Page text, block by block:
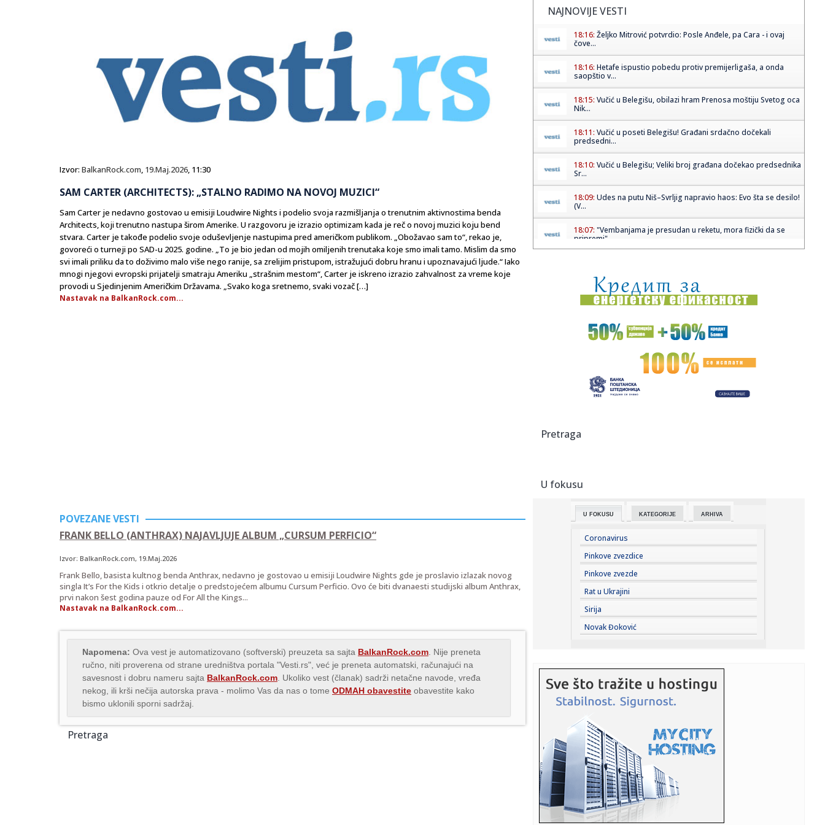
Izvor: BalkanRock.com, 19.Maj.2026, 11:30
SAM CARTER (ARCHITECTS): „STALNO RADIMO NA NOVOJ MUZICI“
Sam Carter je nedavno gostovao u emisiji Loudwire Nights i podelio svoja razmišljanja o trenutnim aktivnostima benda
Architects, koji trenutno nastupa širom Amerike. U razgovoru je izrazio optimizam kada je reč o novoj muzici koju bend
stvara. Carter je takođe podelio svoje oduševljenje nastupima pred američkom publikom. „Obožavao sam to“, rekao je,
govoreći o turneji po SAD-u 2025. godine. „To je bio jedan od mojih omiljenih trenutaka koje smo imali tamo. Mislim da smo
svi imali priliku da to doživimo malo više nego ranije, sa zrelijim pristupom, istražujući dobru hranu i upoznavajući ljude.“ Iako
mnogi njegovi evropski prijatelji smatraju Ameriku „strašnim mestom“, Carter je iskreno izrazio zahvalnost za vreme koje
provodi u Sjedinjenim Američkim Državama. „Svako koga sretnemo, svaki vozač […]
Nastavak na BalkanRock.com...
POVEZANE VESTI
FRANK BELLO (ANTHRAX) NAJAVLJUJE ALBUM „CURSUM PERFICIO“
Izvor: BalkanRock.com, 19.Maj.2026
Frank Bello, basista kultnog benda Anthrax, nedavno je gostovao u emisiji Loudwire Nights gde je proslavio izlazak novog
singla It’s For the Kids i otkrio detalje o predstojećem albumu Cursum Perficio. Ovo će biti dvanaesti studijski album Anthrax,
prvi nakon šest godina pauze od For All the Kings...
Nastavak na BalkanRock.com...
Napomena: Ova vest je automatizovano (softverski) preuzeta sa sajta BalkanRock.com . Nije preneta
ručno, niti proverena od strane uredništva portala "Vesti.rs", već je preneta automatski, računajući na
savesnost i dobru nameru sajta BalkanRock.com . Ukoliko vest (članak) sadrži netačne navode, vređa
nekog, ili krši nečija autorska prava - molimo Vas da nas o tome ODMAH obavestite obavestite kako
bismo uklonili sporni sadržaj.
Pretraga
NAJNOVIJE VESTI
18:16: Željko Mitrović potvrdio: Posle Anđele, pa Cara - i ovaj
čove...
18:16: Hetafe ispustio pobedu protiv premijerligaša, a onda
saopštio v...
18:15: Vučić u Belegišu, obilazi hram Prenosa moštiju Svetog oca
Nik...
18:11: Vučić u poseti Belegišu! Građani srdačno dočekali
predsedni...
18:10: Vučić u Belegišu; Veliki broj građana dočekao predsednika
Sr...
18:09: Udes na putu Niš–Svrljig napravio haos: Evo šta se desilo!
(V...
18:07: "Vembanjama je presudan u reketu, mora fizički da se
pripremi"
18:01:Ako redovno trenirate, evo zašto bi sauna mogla da
postane deo v...
18:01:I Kokanović u nemilosti blokadera; Planiran za ministra
poljopri...
Zvijer uhvaćena na Bilećkom jezeru! Dugačak 2 metra,
17:59:Evakuisano 20.000 ljudi zbog šumskog požara
17:45:
17:45:
Turistima zasmetala kravlja zvona, gradonačelnik
17:43:Prva poseta Zelenskog Beogradu: Najava jačanja
saradnje Srbije i...
17:42:U Crnoj Gori zaplijenjeno 38 kilograma marihuana
17:42:Kolektivno vjenčanje u Bijeljini
17:41: Tramp: SAD ulažu 400 miliona dolara u rudnik u Australiji
17:40:
poslao poruku k...
17:40:Zagrevanje za Partizan – Hetafe neporažen protiv
Totenhema
17:40:Suosnivač popularne onlajn enciklopedije: CIA je izmenila
Vikipe...
17:38:GO SNS Novi Sad: Osuđujemo monstruozne pretnje
Pretraga
U fokusu
U FOKUSU KATEGORIJE ARHIVA
Coronavirus
Pinkove zvezdice
Pinkove zvezde
Rat u Ukrajini
Sirija
Novak Đoković